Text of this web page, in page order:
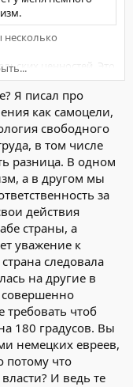
несколько
ценностей. Это
Хотя, наверное,
и меняются, и не
что современные
к своей стране?
думается, нельзя
и изменить. Нет, в
базовые ценности,
на что не променяет.
надо
Я писал про
как самоцели,
свободного
в том числе
разница. В одном
а в другом мы
за
действия
страны, а
уважение к
следовала
на другие в
совершенно
чтоб
180 градусов. Вы
немецких евреев,
потому что
И ведь те